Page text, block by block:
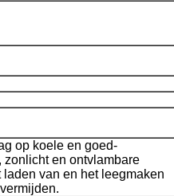
op koele en goed-
en ontvlambare
van en het leegmaken